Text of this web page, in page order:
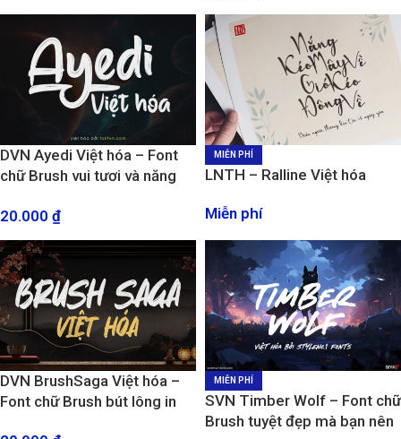
DVN Ayedi Việt hóa – Font
chữ Brush vui tươi và năng
20.000 ₫
MIỄN PHÍ
LNTH – Ralline Việt hóa
Miễn phí
DVN BrushSaga Việt hóa –
Font chữ Brush bút lông in
MIỄN PHÍ
SVN Timber Wolf – Font chữ
Brush tuyệt đẹp mà bạn nên